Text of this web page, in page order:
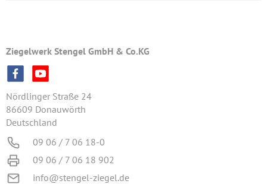
Ziegelwerk Stengel GmbH & Co.KG
Nördlinger Straße 24
86609 Donauwörth
Deutschland
09 06 / 7 06 18-0
09 06 / 7 06 18 902
info@stengel-ziegel.de